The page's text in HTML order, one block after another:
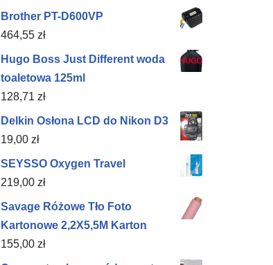
Brother PT-D600VP
464,55 zł
Hugo Boss Just Different woda
toaletowa 125ml
128,71 zł
Delkin Osłona LCD do Nikon D3
19,00 zł
SEYSSO Oxygen Travel
219,00 zł
Savage Różowe Tło Foto
Kartonowe 2,2X5,5M Karton
155,00 zł